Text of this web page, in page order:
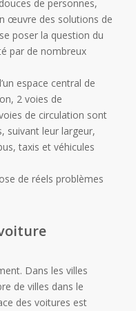
de personnes,
œuvre des solutions de
poser la question du
par de nombreux
espace central de
2 voies de
de circulation sont
suivant leur largeur,
taxis et véhicules
de réels problèmes
Dans les villes
de villes dans le
des voitures est